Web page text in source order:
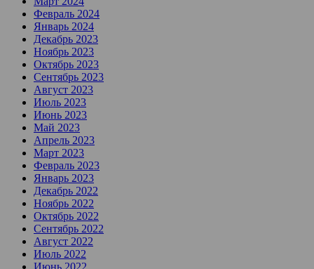
Февраль 2024
Январь 2024
Декабрь 2023
Ноябрь 2023
Октябрь 2023
Сентябрь 2023
Август 2023
Июль 2023
Июнь 2023
Май 2023
Апрель 2023
Март 2023
Февраль 2023
Январь 2023
Декабрь 2022
Ноябрь 2022
Октябрь 2022
Сентябрь 2022
Август 2022
Июль 2022
Июнь 2022